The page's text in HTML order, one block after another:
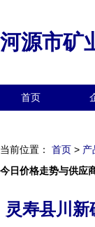
河源市矿
首页
当前位置： 首页 > 产
今日价格走势与供应
灵寿县川